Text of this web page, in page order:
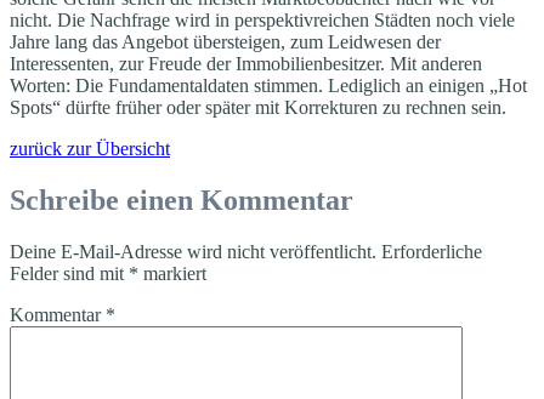
nicht. Die Nachfrage wird in perspektivreichen Städten noch viele
Jahre lang das Angebot übersteigen, zum Leidwesen der
Interessenten, zur Freude der Immobilienbesitzer. Mit anderen
Worten: Die Fundamentaldaten stimmen. Lediglich an einigen „Hot
Spots“ dürfte früher oder später mit Korrekturen zu rechnen sein.
zurück zur Übersicht
Schreibe einen Kommentar
Deine E-Mail-Adresse wird nicht veröffentlicht. Erforderliche
Felder sind mit * markiert
Kommentar *